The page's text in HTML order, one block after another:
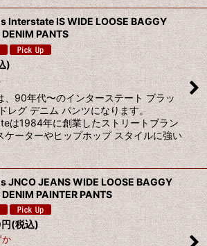
Interstate IS WIDE LOOSE BAGGY
PANTS
)
、90年代〜のインターステート ブラッ
レグ デニム パンツになります。
は1984年に創業したストリートブラン
ケーターやヒップホップ スタイルに強い
JNCO JEANS WIDE LOOSE BAGGY
PAINTER PANTS
円(税込)
か